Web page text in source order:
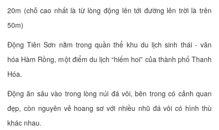
20m (chỗ cao nhất là từ lòng động lên tới đường lên trời là trên
50m)
Động Tiên Sơn nằm trong quần thể khu du lịch sinh thái - văn
hóa Hàm Rồng, một điểm du lịch “hiếm hoi” của thành phố Thanh
Hóa.
Động ăn sâu vào trong lòng núi đá vôi, bên trong có cảnh quan
đẹp, còn nguyên vẻ hoang sơ với nhiều nhũ đá vôi có hình thù
khác nhau.